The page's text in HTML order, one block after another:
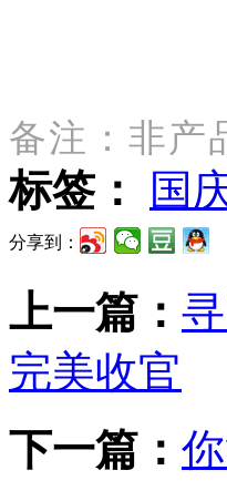
备注：非产
标签： 国
分享到：
上一篇：
完美收官
下一篇：